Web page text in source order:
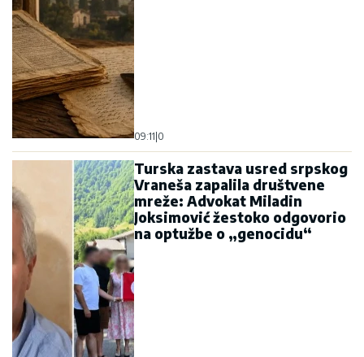
09:11 0
Turska zastava usred srpskog
Vraneša zapalila društvene
mreže: Advokat Miladin
Joksimović žestoko odgovorio
na optužbe o „genocidu“